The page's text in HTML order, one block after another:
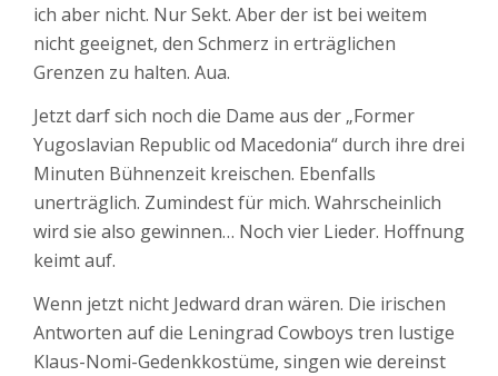
ich aber nicht. Nur Sekt. Aber der ist bei weitem
nicht geeignet, den Schmerz in erträglichen
Grenzen zu halten. Aua.
Jetzt darf sich noch die Dame aus der „Former
Yugoslavian Republic od Macedonia“ durch ihre drei
Minuten Bühnenzeit kreischen. Ebenfalls
unerträglich. Zumindest für mich. Wahrscheinlich
wird sie also gewinnen… Noch vier Lieder. Hoffnung
keimt auf.
Wenn jetzt nicht Jedward dran wären. Die irischen
Antworten auf die Leningrad Cowboys tren lustige
Klaus-Nomi-Gedenkkostüme, singen wie dereinst